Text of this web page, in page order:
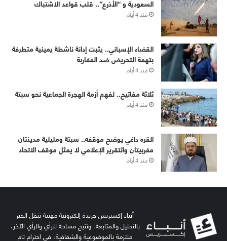
‏⁧‫السعودية‬⁩ و “الأذرع”.. قلب قواعد الاشتباك
منذ 4 أيام
القضاء الإسباني.. يثبت إدانة ناشطة يمينية متطرفة
بتهمة التحريض ضد المغاربة
منذ 4 أيام
ثلاثة مفاتيح.. لفهم أزمة الهجرة الجماعية نحو سبتة
منذ 4 أيام
القره داغي يوضح موقفه.. سبتة ومليلية مدينتان
مغربيتان والتقرير الإعلامي لا يمثل موقف الاتحاد
منذ 4 أيام
أنباء إكسبريس جريدة إلكترونية مهنية تنقل الخبر
بالتحليل والمتابعة، وتتيح مساحة للرأي والرأي الآخر،
ملتزمة بالموضوعية والشفافية، في احترام تام